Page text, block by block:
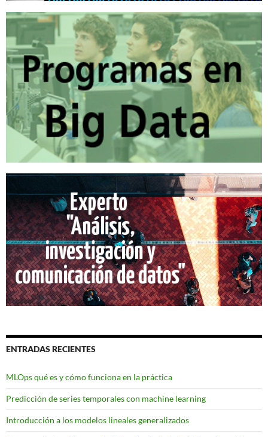
ENTRADAS RECIENTES
MLOps qué es y cómo funciona en la práctica
Predicción de series temporales con machine learning
Introducción a los modelos lineales generalizados